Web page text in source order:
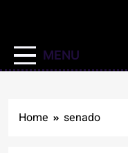
MENU
Home senado